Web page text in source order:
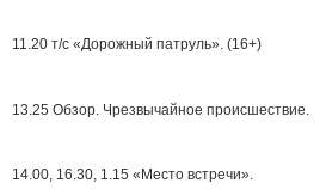
11.20 т/с «Дорожный патруль». (16+)
13.25 Обзор. Чрезвычайное происшествие.
14.00, 16.30, 1.15 «Место встречи».